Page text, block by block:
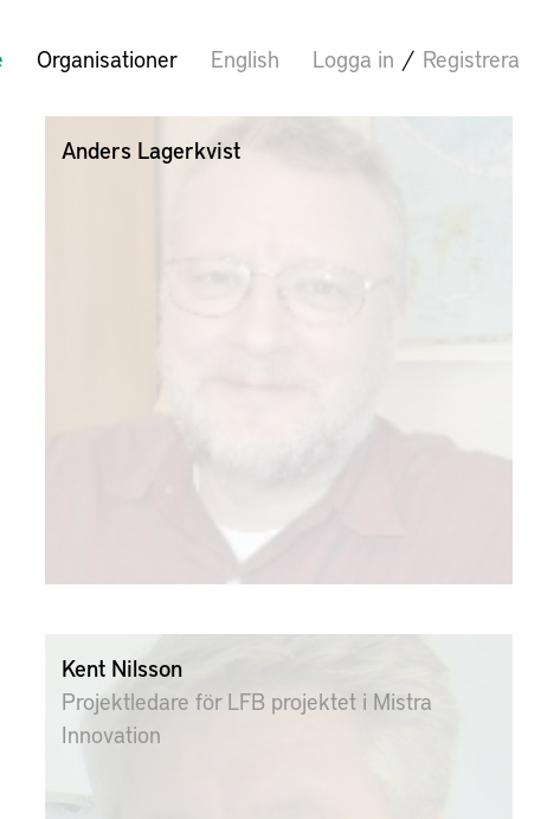
Organisationer English Logga in / Registrera
Anders Lagerkvist
Kent Nilsson
Projektledare för LFB projektet i Mistra
Innovation